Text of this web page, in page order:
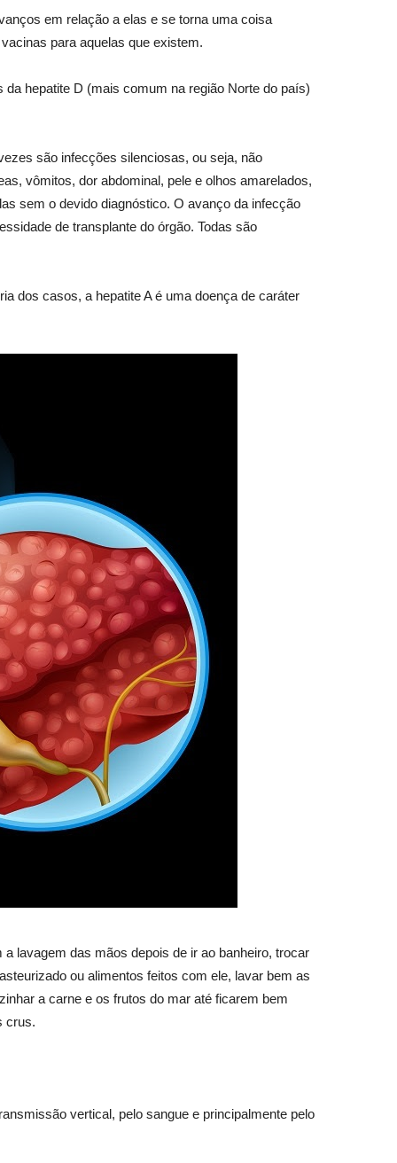
em relação a elas e se torna uma coisa
para aquelas que existem.
hepatite D (mais comum na região Norte do país)
são infecções silenciosas, ou seja, não
vômitos, dor abdominal, pele e olhos amarelados,
sem o devido diagnóstico. O avanço da infecção
de transplante do órgão. Todas são
dos casos, a hepatite A é uma doença de caráter
lavagem das mãos depois de ir ao banheiro, trocar
ou alimentos feitos com ele, lavar bem as
a carne e os frutos do mar até ficarem bem
crus.
vertical, pelo sangue e principalmente pelo